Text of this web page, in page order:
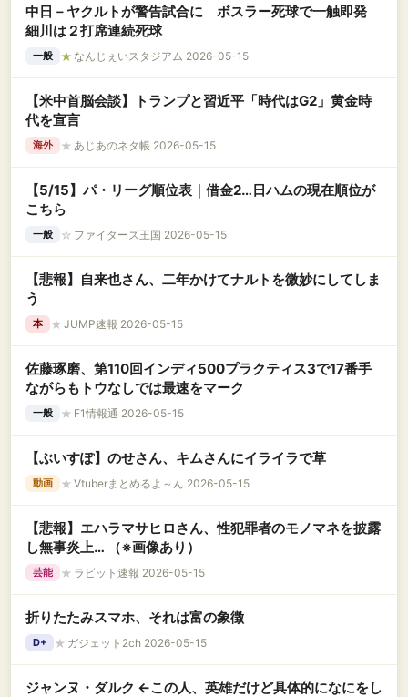
中日－ヤクルトが警告試合に ボスラー死球で一触即発
細川は２打席連続死球
一般 ★ なんじぇいスタジアム 2026-05-15
【米中首脳会談】トランプと習近平「時代はG2」黄金時
代を宣言
海外 ★ あじあのネタ帳 2026-05-15
【5/15】パ・リーグ順位表｜借金2…日ハムの現在順位が
こちら
一般 ☆ ファイターズ王国 2026-05-15
【悲報】自来也さん、二年かけてナルトを微妙にしてしま
う
本 ★ JUMP速報 2026-05-15
佐藤琢磨、第110回インディ500プラクティス3で17番手
ながらもトウなしでは最速をマーク
一般 ★ F1情報通 2026-05-15
【ぶいすぽ】のせさん、キムさんにイライラで草
動画 ★ Vtuberまとめるよ～ん 2026-05-15
【悲報】エハラマサヒロさん、性犯罪者のモノマネを披露
し無事炎上… （※画像あり）
芸能 ★ ラビット速報 2026-05-15
折りたたみスマホ、それは富の象徴
D+ ★ ガジェット2ch 2026-05-15
ジャンヌ・ダルク ←この人、英雄だけど具体的になにをし